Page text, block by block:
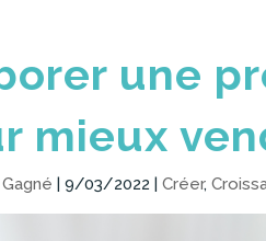
une
mieux
|9/03/2022 |Créer,